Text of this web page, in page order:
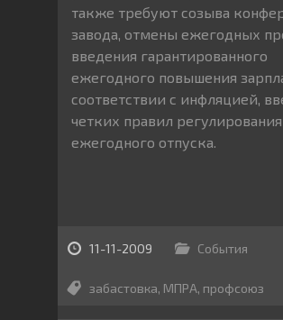
также требуют созыва
завода, отмены ежегодных
введения гарантированного
ежегодного повышения
соответствии с инфляцией,
четких правил регулирования
ежегодного отпуска.
11-11-2009 События
забастовка, МПРА, профсоюз